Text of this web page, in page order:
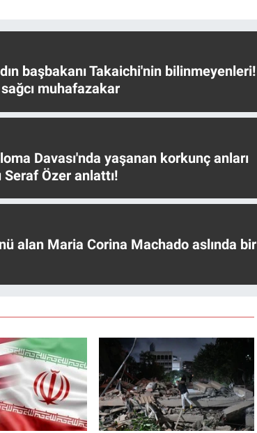
başbakanı Takaichi'nin bilinmeyenleri!
muhafazakar
Davası'nda yaşanan korkunç anları
Seraf Özer anlattı!
alan Maria Corina Machado aslında bir